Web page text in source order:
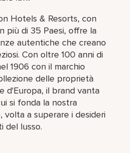
Hotels & Resorts, con
più di 35 Paesi, offre la
autentiche che creano
Con oltre 100 anni di
1906 con il marchio
delle proprietà
d'Europa, il brand vanta
si fonda la nostra
volta a superare i desideri
del lusso.